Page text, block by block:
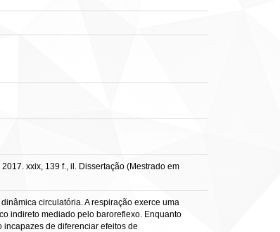
xxix, 139 f., il. Dissertação (Mestrado em
circulatória. A respiração exerce uma
indireto mediado pelo baroreflexo. Enquanto
de diferenciar efeitos de